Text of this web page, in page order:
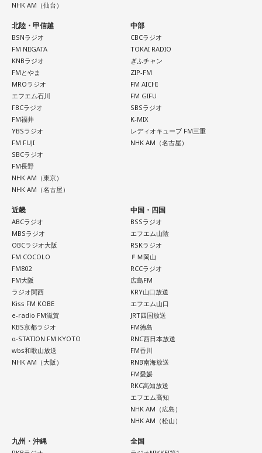
NHK AM（仙台）
北陸・甲信越
BSNラジオ
FM NIIGATA
KNBラジオ
FMとやま
MROラジオ
エフエム石川
FBCラジオ
FM福井
YBSラジオ
FM FUJI
SBCラジオ
FM長野
NHK AM（東京）
NHK AM（名古屋）
中部
CBCラジオ
TOKAI RADIO
ぎふチャン
ZIP-FM
FM AICHI
FM GIFU
SBSラジオ
K-MIX
レディオキューブ FM三重
NHK AM（名古屋）
近畿
ABCラジオ
MBSラジオ
OBCラジオ大阪
FM COCOLO
FM802
FM大阪
ラジオ関西
Kiss FM KOBE
e-radio FM滋賀
KBS京都ラジオ
α-STATION FM KYOTO
wbs和歌山放送
NHK AM（大阪）
中国・四国
BSSラジオ
エフエム山陰
RSKラジオ
ＦＭ岡山
RCCラジオ
広島FM
KRY山口放送
エフエム山口
JRT四国放送
FM徳島
RNC西日本放送
FM香川
RNB南海放送
FM愛媛
RKC高知放送
エフエム高知
NHK AM（広島）
NHK AM（松山）
九州・沖縄 全国